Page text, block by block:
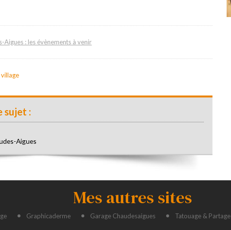
Aigues : les évènements à venir
sujet :
Aigues
Mes autres sites
Graphicaderme Garage Chaudesaigues Tatouage & Partage